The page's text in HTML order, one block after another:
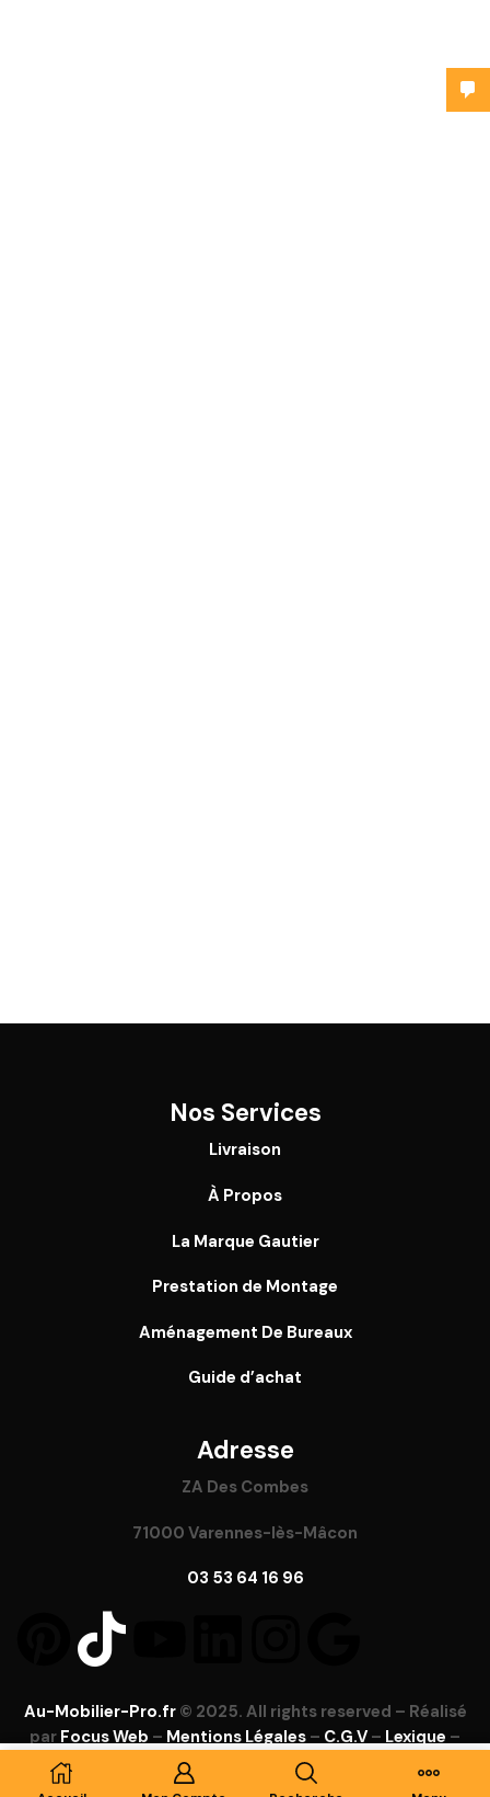
Nos Services
Livraison
À Propos
La Marque Gautier
Prestation de Montage
Aménagement De Bureaux
Guide d’achat
Adresse
ZA Des Combes
71000 Varennes-lès-Mâcon
03 53 64 16 96
Au-Mobilier-Pro.fr© 2025. All rights reserved – Réalisé
par Focus Web – Mentions Légales – C.G.V – Lexique –
Ajouter Au Panier